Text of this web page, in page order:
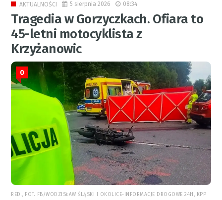
AKTUALNOŚCI 5 sierpnia 2026 08:34
Tragedia w Gorzyczkach. Ofiara to
45-letni motocyklista z
Krzyżanowic
0
RED., FOT. FB/WODZISŁAW ŚLĄSKI I OKOLICE-INFORMACJE DROGOWE 24H, KPP